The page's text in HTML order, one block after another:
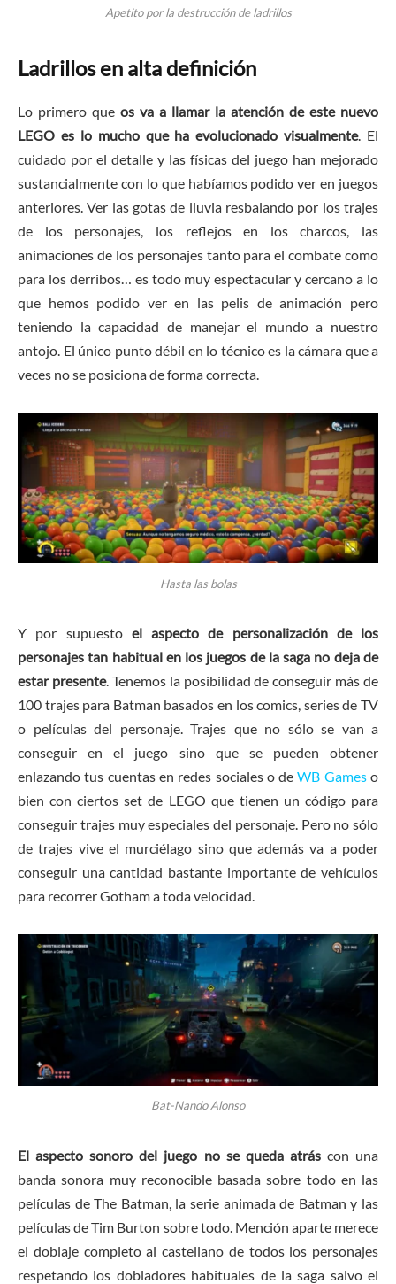
Apetito por la destrucción de ladrillos
Ladrillos en alta definición
Lo primero que os va a llamar la atención de este nuevo
LEGO es lo mucho que ha evolucionado visualmente. El
cuidado por el detalle y las físicas del juego han mejorado
sustancialmente con lo que habíamos podido ver en juegos
anteriores. Ver las gotas de lluvia resbalando por los trajes
de los personajes, los reflejos en los charcos, las
animaciones de los personajes tanto para el combate como
para los derribos… es todo muy espectacular y cercano a lo
que hemos podido ver en las pelis de animación pero
teniendo la capacidad de manejar el mundo a nuestro
antojo. El único punto débil en lo técnico es la cámara que a
veces no se posiciona de forma correcta.
Hasta las bolas
Y por supuestoel aspecto de personalización de los
personajes tan habitual en los juegos de la saga no deja de
estar presente. Tenemos la posibilidad de conseguir más de
100 trajes para Batman basados en los comics, series de TV
o películas del personaje. Trajes que no sólo se van a
conseguir en el juego sino que se pueden obtener
enlazando tus cuentas en redes sociales o deWB Gameso
bien con ciertos set de LEGO que tienen un código para
conseguir trajes muy especiales del personaje. Pero no sólo
de trajes vive el murciélago sino que además va a poder
conseguir una cantidad bastante importante de vehículos
para recorrer Gotham a toda velocidad.
Bat-Nando Alonso
El aspecto sonoro del juego no se queda atráscon una
banda sonora muy reconocible basada sobre todo en las
películas de The Batman, la serie animada de Batman y las
películas de Tim Burton sobre todo. Mención aparte merece
el doblaje completo al castellano de todos los personajes
respetando los dobladores habituales de la saga salvo el